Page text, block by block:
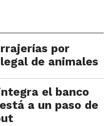
por
de animales
el banco
a un paso de